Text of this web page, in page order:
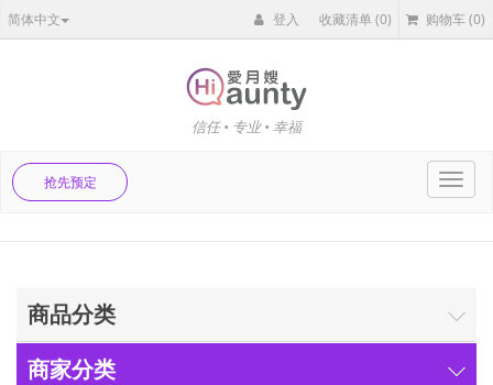
简体中文 登入 收藏清单(0) 购物车(0)
信任 • 专业 • 幸福
抢先预定
商品分类
商家分类